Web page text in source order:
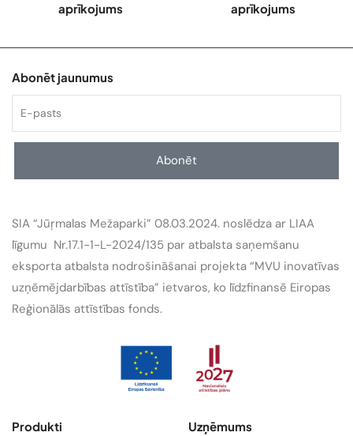
aprīkojums
aprīkojums
Abonēt jaunumus
Abonēt
SIA “Jūŗmalas Mežaparki” 08.03.2024. noslēdza ar LIAA
līgumu Nr.17.1-1-L-2024/135 par atbalsta saņemšanu
eksporta atbalsta nodrošināšanai projekta “MVU inovatīvas
uzņēmējdarbības attīstība” ietvaros, ko līdzfinansē Eiropas
Reģionālās attīstības fonds.
Produkti
Uzņēmums